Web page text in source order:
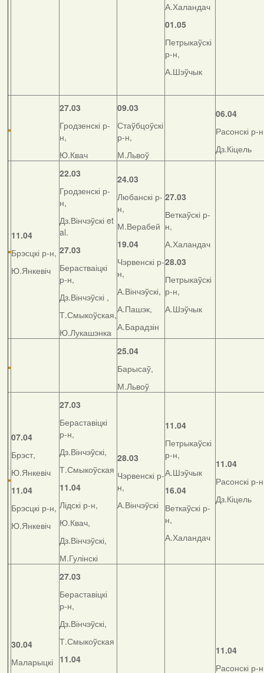
А.Халандач
01.05
Петрыкаўскі
р-н,
А.Шэўчык
27.03
Гродзенскі р-
н,
Ю.Квач
09.03
Стаўбцоўскі
р-н,
М.Львоў
06.04
Расонскі р-
Дз.Кіцель
11.04
Брэсцкі р-н,
Ю.Янкевіч
22.03
Гродзенскі р-
н,
Дз.Вінчэўскі et
al.
27.03
Берастваіцкі
р-н,
Дз.Вінчэўскі ,
Т.Смыкоўская,
Ю.Лукашэнка
24.03
Любанскі р-
н,
М.Верабей
19.04
Чэрвенскі р-
н,
А.Вінчэўскі,
А.Пашэк,
А.Барадзін
27.03
Веткаўскі р-
н,
А.Халандач
28.03
Петрыкаўскі
р-н,
А.Шэўчык
25.04
Барысаў,
М.Львоў
07.04
Брэст,
Ю.Янкевіч
11.04
Брэсцкі р-н,
Ю.Янкевіч
27.03
Бераставіцкі
р-н,
Дз.Вінчэўскі,
Т.Смыкоўская
11.04
Лідскі р-н,
Ю.Квач,
Дз.Вінчэўскі,
М.Гулінскі
28.03
Чэрвенскі р-
н,
А.Вінчэўскі
11.04
Петрыкаўскі
р-н,
А.Шэўчык
16.04
Веткаўскі р-
н,
А.Халандач
11.04
Расонскі р-
Дз.Кіцель
30.04
Маларыцкі
27.03
Бераставіцкі
р-н,
Дз.Вінчэўскі,
Т.Смыкоўская
11.04
11.04
Расонскі р-